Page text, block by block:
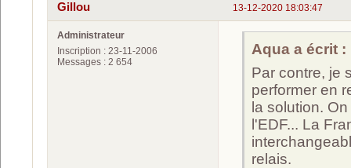
13-12-2020 18:03:47
Gillou
Administrateur
Inscription : 23-11-2006
Messages : 2 654
Aqua a écrit :
Par contre, je
performer en
la solution.
l'EDF... La
relais.